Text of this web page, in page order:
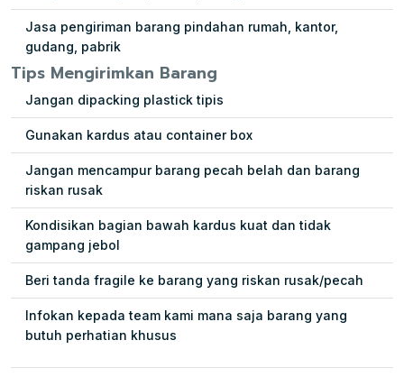
Jasa pengiriman barang pindahan rumah, kantor,
gudang, pabrik
Tips Mengirimkan Barang
Jangan dipacking plastick tipis
Gunakan kardus atau container box
Jangan mencampur barang pecah belah dan barang
riskan rusak
Kondisikan bagian bawah kardus kuat dan tidak
gampang jebol
Beri tanda fragile ke barang yang riskan rusak/pecah
Infokan kepada team kami mana saja barang yang
butuh perhatian khusus